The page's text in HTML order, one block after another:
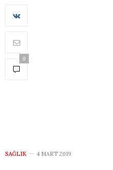
0
SAĞLIK 4 MART 2019